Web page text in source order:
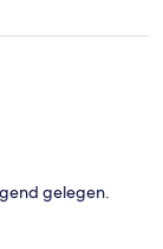
gelegen.